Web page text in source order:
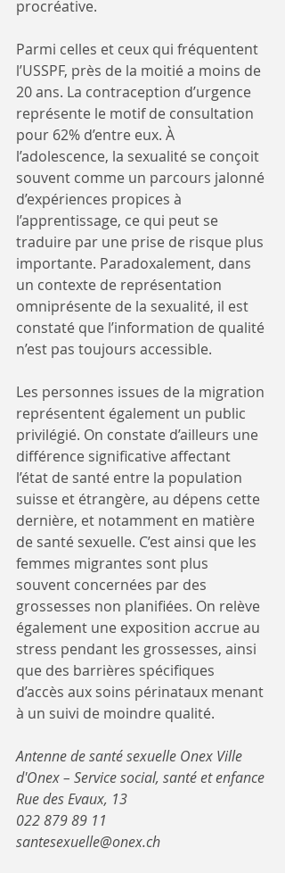
procréative.
Parmi celles et ceux qui fréquentent
l’USSPF, près de la moitié a moins de
20 ans. La contraception d’urgence
représente le motif de consultation
pour 62% d’entre eux. À
l’adolescence, la sexualité se conçoit
souvent comme un parcours jalonné
d’expériences propices à
l’apprentissage, ce qui peut se
traduire par une prise de risque plus
importante. Paradoxalement, dans
un contexte de représentation
omniprésente de la sexualité, il est
constaté que l’information de qualité
n’est pas toujours accessible.
Les personnes issues de la migration
représentent également un public
privilégié. On constate d’ailleurs une
différence significative affectant
l’état de santé entre la population
suisse et étrangère, au dépens cette
dernière, et notamment en matière
de santé sexuelle. C’est ainsi que les
femmes migrantes sont plus
souvent concernées par des
grossesses non planifiées. On relève
également une exposition accrue au
stress pendant les grossesses, ainsi
que des barrières spécifiques
d’accès aux soins périnataux menant
à un suivi de moindre qualité.
Antenne de santé sexuelle Onex Ville
d'Onex – Service social, santé et enfance
Rue des Evaux, 13
022 879 89 11
santesexuelle@onex.ch